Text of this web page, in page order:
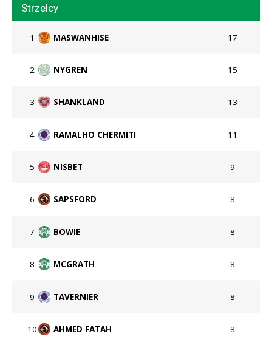
Strzelcy
1 MASWANHISE 17
2 NYGREN 15
3 SHANKLAND 13
4 RAMALHO CHERMITI 11
5 NISBET 9
6 SAPSFORD 8
7 BOWIE 8
8 MCGRATH 8
9 TAVERNIER 8
10 AHMED FATAH 8